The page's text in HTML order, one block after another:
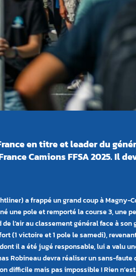
en titre et leader du
Camions FFSA 2025. Il
a frappé un grand coup à Magny-
é une pole et remporté la course 3, une
l’air au classement général face à
(1 victoire et 1 pole le samedi),
il a été jugé responsable, lui a valu
Robineau devra réaliser un sans-faute
difficile mais pas impossible ! Rien